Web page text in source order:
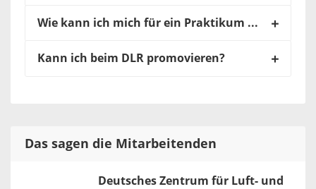
Wie kann ich mich für ein Praktikum bewerben?
Kann ich beim DLR promovieren?
Das sagen die Mitarbeitenden
Deutsches Zentrum für Luft- und